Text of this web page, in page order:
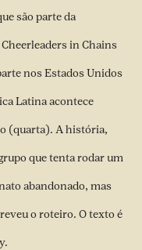
são parte da
in Chains
nos Estados Unidos
Latina acontece
(quarta). A história,
que tenta rodar um
abandonado, mas
o roteiro. O texto é